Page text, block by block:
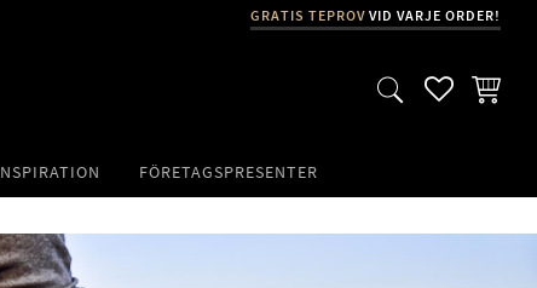
GRATIS TEPROVVID VARJE ORDER!
FAVORITER
FÖRETAGSPRESENTER